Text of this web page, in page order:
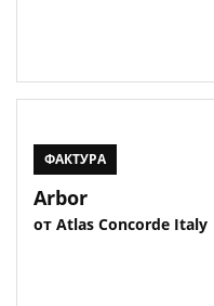
ФАКТУРА
Arbor
от Atlas Concorde Italy